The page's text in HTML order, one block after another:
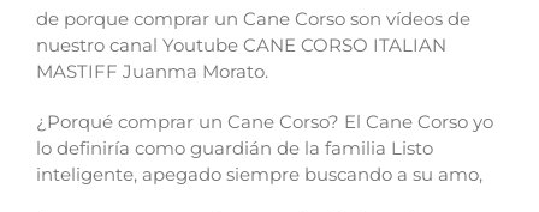
de porque comprar un Cane Corso son vídeos de
nuestro canal Youtube CANE CORSO ITALIAN
MASTIFF Juanma Morato.
¿Porqué comprar un Cane Corso? El Cane Corso yo
lo definiría como guardián de la familia Listo
inteligente, apegado siempre buscando a su amo,